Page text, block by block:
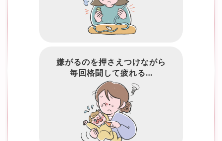
嫌がるのを押さえつけながら
毎回格闘して疲れる…